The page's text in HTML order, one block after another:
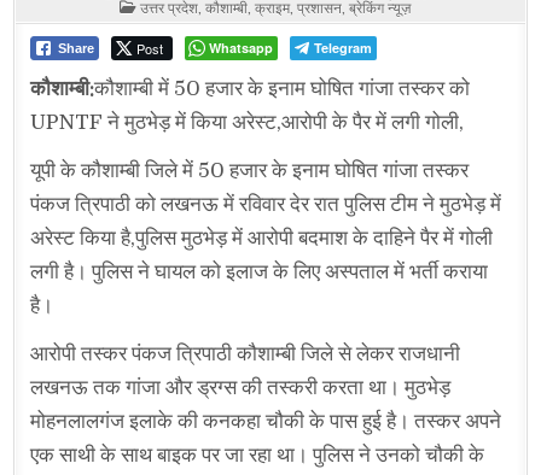
POSTED
IN
उत्तर प्रदेश, कौशाम्बी, क्राइम, प्रशासन, ब्रेकिंग न्यूज़
Share Post Whatsapp Telegram
कौशाम्बी:कौशाम्बी में 50 हजार के इनाम घोषित गांजा तस्कर को
UPNTF ने मुठभेड़ में किया अरेस्ट,आरोपी के पैर में लगी गोली,
यूपी के कौशाम्बी जिले में 50 हजार के इनाम घोषित गांजा तस्कर
पंकज त्रिपाठी को लखनऊ में रविवार देर रात पुलिस टीम ने मुठभेड़ में
अरेस्ट किया है,पुलिस मुठभेड़ में आरोपी बदमाश के दाहिने पैर में गोली
लगी है। पुलिस ने घायल को इलाज के लिए अस्पताल में भर्ती कराया
है।
आरोपी तस्कर पंकज त्रिपाठी कौशाम्बी जिले से लेकर राजधानी
लखनऊ तक गांजा और ड्रग्स की तस्करी करता था। मुठभेड़
मोहनलालगंज इलाके की कनकहा चौकी के पास हुई है। तस्कर अपने
एक साथी के साथ बाइक पर जा रहा था। पुलिस ने उनको चौकी के